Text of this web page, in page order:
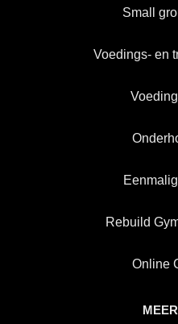
Small
Voedings- en
Rebuild
Online